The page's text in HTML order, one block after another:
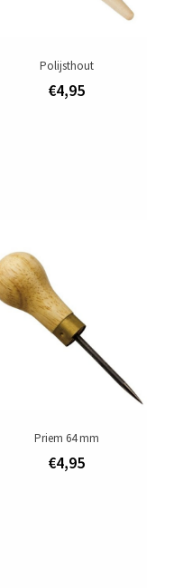
Polijsthout
€4,95
Priem 64 mm
€4,95